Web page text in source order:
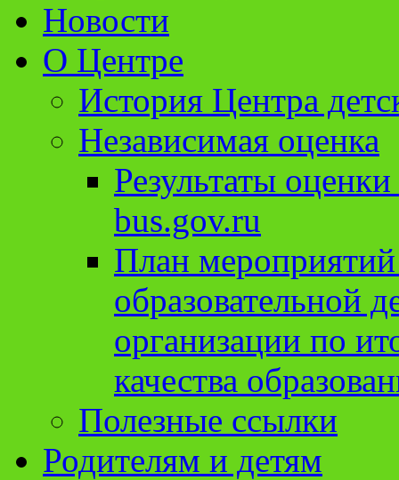
Новости
О Центре
История Центра
Независимая оценка
Результаты
bus.gov.ru
План
образовательной
организации по
качества
Полезные ссылки
Родителям и детям